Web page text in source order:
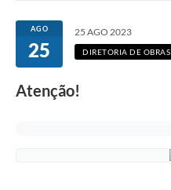
AGO
25
25 AGO 2023
DIRETORIA DE OBRAS
Atenção!